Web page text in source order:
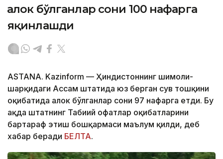
ҳалок бўлганлар сони 100 нафарга
яқинлашди
ASTANA. Kazinform — Ҳиндистоннинг шимоли-
шарқидаги Ассам штатида юз берган сув тошқини
оқибатида ҳалок бўлганлар сони 97 нафарга етди. Бу
ҳақда штатнинг Табиий офатлар оқибатларини
бартараф этиш бошқармаси маълум қилди, деб
хабар беради БЕЛТА.